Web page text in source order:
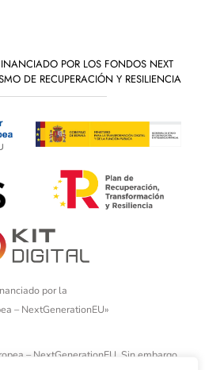
POR LOS FONDOS NEXT
DE RECUPERACIÓN Y RESILIENCIA
por la
– NextGenerationEU»
– NextGenerationEU. Sin embargo,